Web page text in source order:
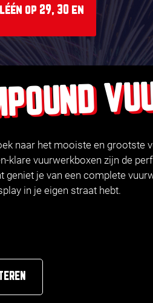
op 29, 30 en
naar het mooiste en grootste
klare vuurwerkboxen zijn de
geniet je van een complete
in je eigen straat hebt.